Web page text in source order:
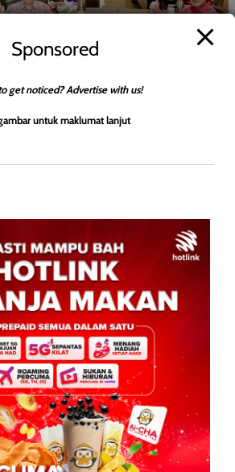
Gagasan Rakyat Perkukuh Usaha
2025 – Presiden Parti Gagasan
Rakyat), Datuk Seri Hajiji Noor
parti di setiap peringkat
Sponsored
get noticed? Advertise with us!
untuk maklumat lanjut